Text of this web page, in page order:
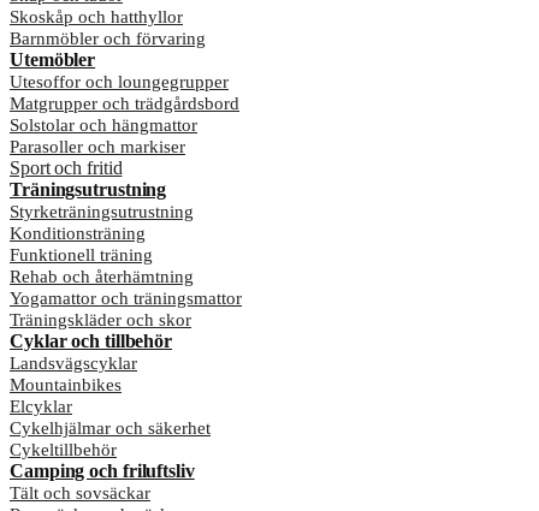
Skoskåp och hatthyllor
Barnmöbler och förvaring
Utemöbler
Utesoffor och loungegrupper
Matgrupper och trädgårdsbord
Solstolar och hängmattor
Parasoller och markiser
Sport och fritid
Träningsutrustning
Styrketräningsutrustning
Konditionsträning
Funktionell träning
Rehab och återhämtning
Yogamattor och träningsmattor
Träningskläder och skor
Cyklar och tillbehör
Landsvägscyklar
Mountainbikes
Elcyklar
Cykelhjälmar och säkerhet
Cykeltillbehör
Camping och friluftsliv
Tält och sovsäckar